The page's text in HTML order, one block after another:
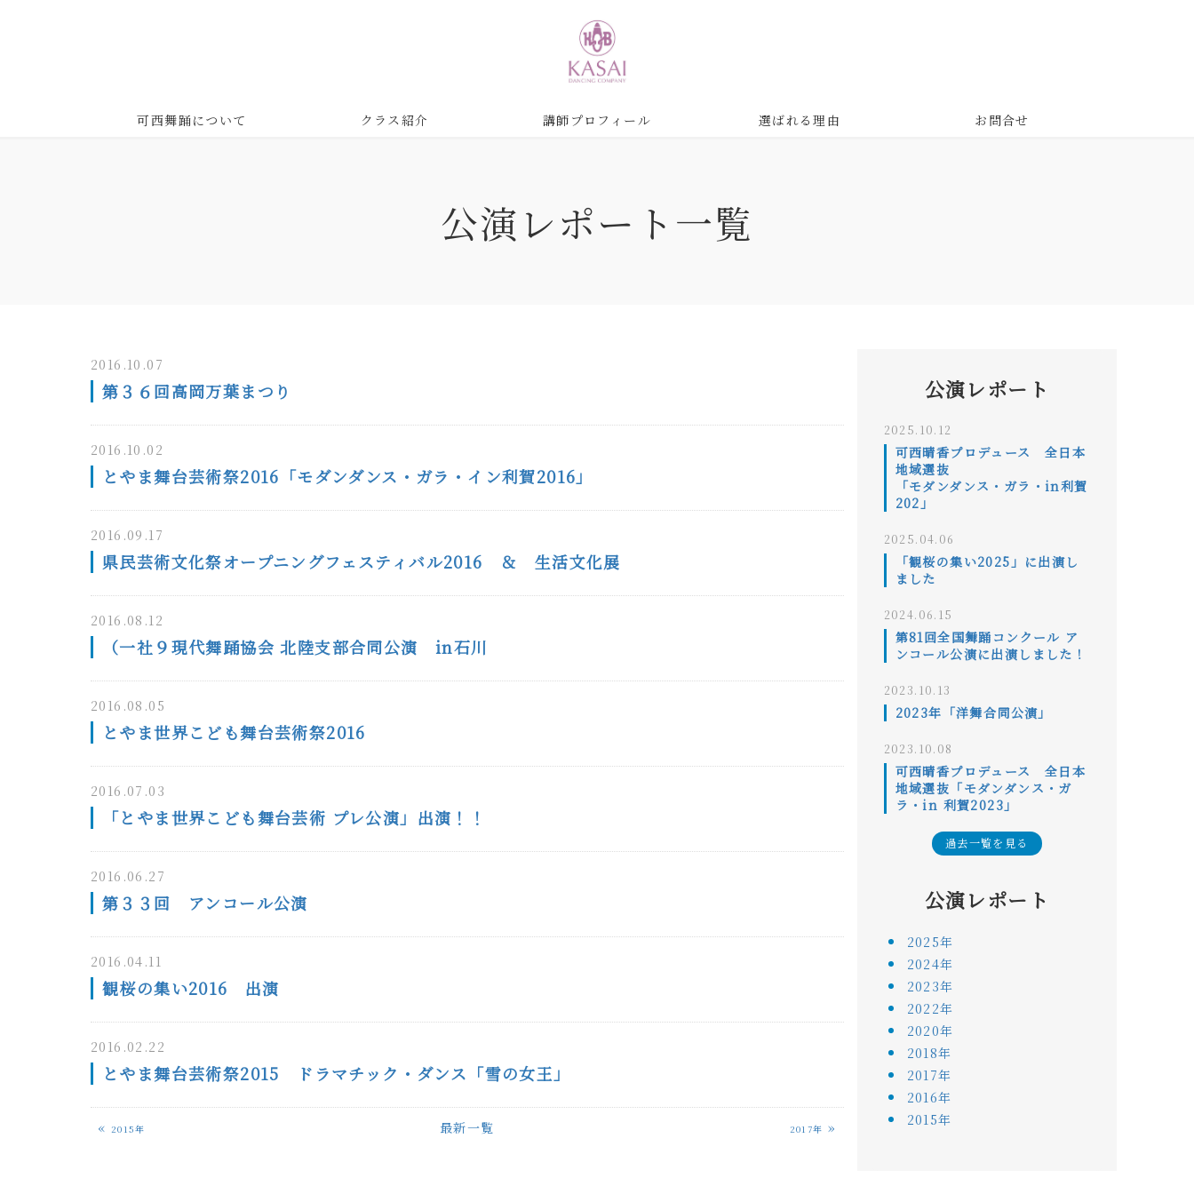
可西舞踊について クラス紹介 講師プロフィール 選ばれる理由 お問合せ
公演レポート 一覧
2016.10.07
第３６回高岡万葉まつり
2016.10.02
とやま舞台芸術祭2016「モダンダンス・ガラ・イン利賀2016」
2016.09.17
県民芸術文化祭オープニングフェスティバル2016 ＆ 生活文化展
2016.08.12
（一社９現代舞踊協会 北陸支部合同公演 in石川
2016.08.05
とやま世界こども舞台芸術祭2016
2016.07.03
「とやま世界こども舞台芸術 プレ公演」出演！！
2016.06.27
第３３回 アンコール公演
2016.04.11
観桜の集い2016 出演
2016.02.22
とやま舞台芸術祭2015 ドラマチック・ダンス「雪の女王」
« 2015年 最新一覧 2017年 »
公演レポート
2025.10.12
可西晴香プロデュース 全日本
地域選抜
「モダンダンス・ガラ・in利賀
202」
2025.04.06
「観桜の集い2025」に出演し
ました
2024.06.15
第81回全国舞踊コンクール ア
ンコール公演に出演しました！
2023.10.13
2023年「洋舞合同公演」
2023.10.08
可西晴香プロデュース 全日本
地域選抜「モダンダンス・ガ
ラ・in 利賀2023」
過去一覧を見る
公演レポート
2025年
2024年
2023年
2022年
2020年
2018年
2017年
2016年
2015年